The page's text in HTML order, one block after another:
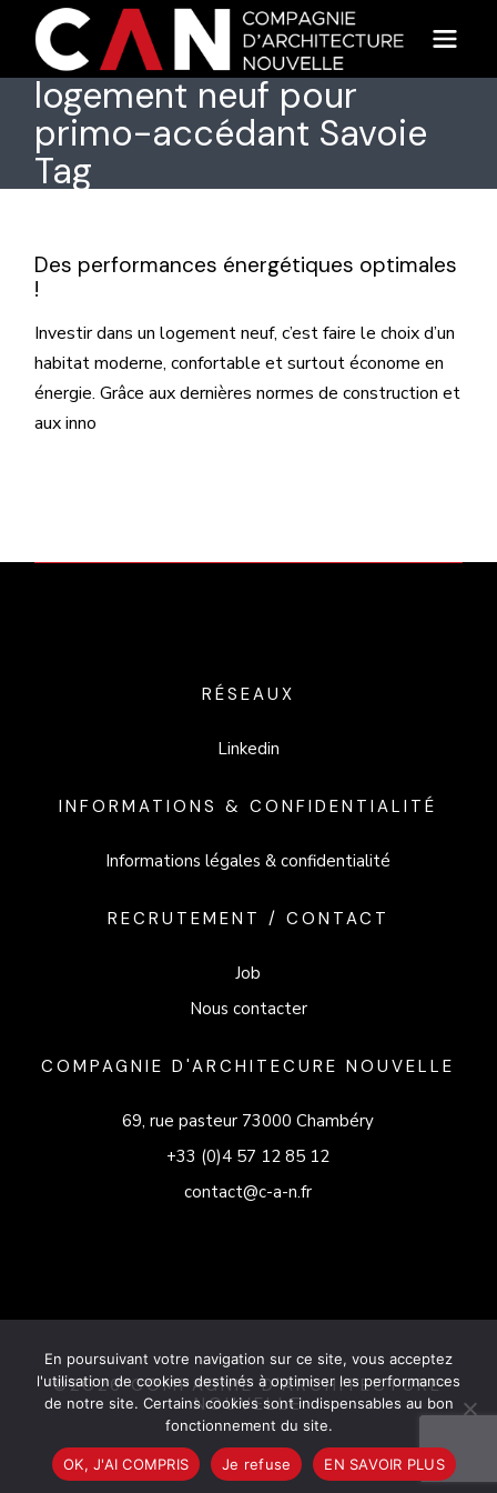
content
logement neuf pour
primo-accédant Savoie
Tag
Des performances énergétiques optimales
!
Investir dans un logement neuf, c’est faire le choix d’un
habitat moderne, confortable et surtout économe en
énergie. Grâce aux dernières normes de construction et
aux inno
RÉSEAUX
Linkedin
INFORMATIONS & CONFIDENTIALITÉ
Informations légales & confidentialité
RECRUTEMENT / CONTACT
Job
Nous contacter
COMPAGNIE D'ARCHITECURE NOUVELLE
69, rue pasteur 73000 Chambéry
+33 (0)4 57 12 85 12
contact@c-a-n.fr
©2026 COMPAGNIE D'ARCHITECTURE
NOUVELLE
En poursuivant votre navigation sur ce site, vous acceptez
l'utilisation de cookies destinés à optimiser les performances
de notre site. Certains cookies sont indispensables au bon
fonctionnement du site.
OK, J'AI COMPRIS Je refuse EN SAVOIR PLUS